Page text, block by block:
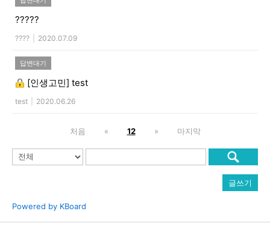
?????
???? 2020.07.09
답변대기
[인생고민] test
test 2020.06.26
처음 « 12 » 마지막
글쓰기
Powered by KBoard